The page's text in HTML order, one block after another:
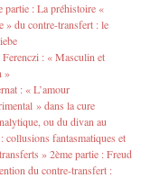
partie : La préhistoire «
» du contre-transfert : le
Ferenczi : « Masculin et
»
: « L’amour
» dans la cure
ou du divan au
collusions fantasmatiques et
» 2ème partie : Freud
du contre-transfert :